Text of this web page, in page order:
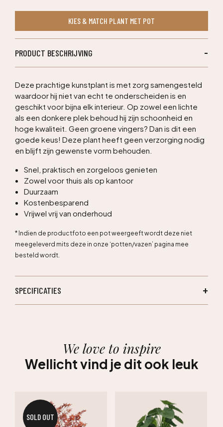
op
90cm
blauw
aantal
KIES & MATCH PLANT MET POT
PRODUCT BESCHRIJVING
Deze prachtige kunstplant is met zorg samengesteld
waardoor hij niet van echt te onderscheiden is en
geschikt voor bijna elk interieur. Op zowel een lichte
als een donkere plek behoud hij zijn schoonheid en
hoge kwaliteit. Geen groene vingers? Dan is dit een
goede keus! Deze plant heeft geen verzorging nodig
en blijft zijn gewenste vorm behouden.
Snel, praktisch en zorgeloos genieten
Zowel voor thuis als op kantoor
Duurzaam
Kostenbesparend
Vrijwel vrij van onderhoud
* Indien de productfoto een pot weergeeft wordt deze niet
meegeleverd mits deze in onze ‘potten/vazen’ pagina mee
besteld wordt.
SPECIFICATIES
We love to inspire
Wellicht vind je dit ook leuk
SOLD OUT